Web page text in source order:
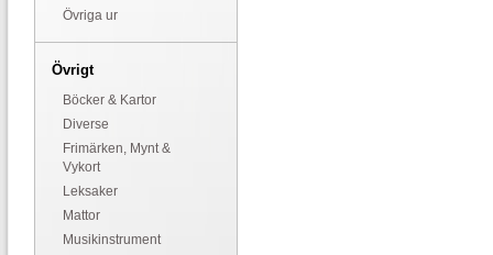
Övriga ur
Övrigt
Böcker & Kartor
Diverse
Frimärken, Mynt &
Vykort
Leksaker
Mattor
Musikinstrument